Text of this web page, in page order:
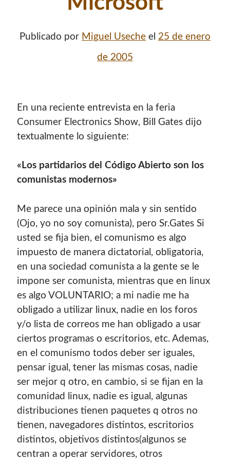
contenido para este sitio.
Descuentos
Si vas a comprar un dominio, hazlo por aquí y colaboras
con el mantenimiento de este sitio:
Si deseas vender publicidad en tu propio blog o página
web, te recomiendo usar Seeding UP, buen servicio para
monetizar tu página.
Enlaces de mi sitio viejo
Publicado por Miguel Useche el 25 de enero
de 2005
En una reciente entrevista en la feria
Consumer Electronics Show, Bill Gates dijo
textualmente lo siguiente:
«Los partidarios del Código Abierto son los
comunistas modernos»
Me parece una opinión mala y sin sentido
(Ojo, yo no soy comunista), pero Sr.Gates Si
usted se fija bien, el comunismo es algo
impuesto de manera dictatorial, obligatoria,
en una sociedad comunista a la gente se le
impone ser comunista, mientras que en linux
es algo VOLUNTARIO; a mi nadie me ha
obligado a utilizar linux, nadie en los foros
y/o lista de correos me han obligado a usar
ciertos programas o escritorios, etc. Ademas,
en el comunismo todos deber ser iguales,
pensar igual, tener las mismas cosas, nadie
ser mejor q otro, en cambio, si se fijan en la
comunidad linux, nadie es igual, algunas
distribuciones tienen paquetes q otros no
tienen, navegadores distintos, escritorios
distintos, objetivos distintos(algunos se
centran a operar servidores, otros